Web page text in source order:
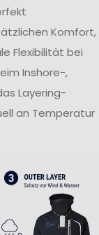
Komfort,
Flexibilität bei
Inshore-,
Layering-
an Temperatur